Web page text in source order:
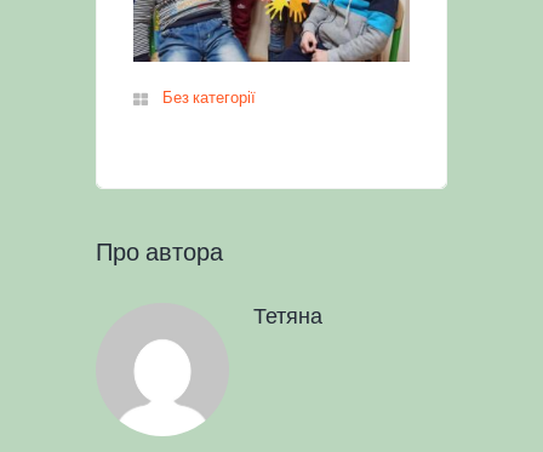
Без категорії
Про автора
Тетяна